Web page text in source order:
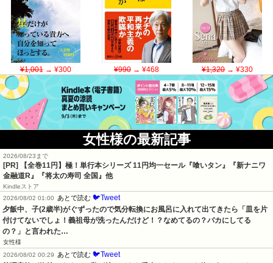
¥1,001→ ¥300 ¥990→ ¥468 ¥1,320→ ¥330
女性様の最新記事
2026/08/23まで
[PR]
【全巻11円】極！単行本シリーズ 11円均一セール『喰いタン』『新ナニワ
金融道R』『将太の寿司 全国』他
Kindleストア
2026/08/02 01:00
あとで読む 🐦Tweet
夕飯中、子(2歳半)がぐずったので気分転換にお風呂に入れて出てきたら「皿を片
付けてないでしょ！義祖母が洗ったんだけど！？なめてるの？バカにしてる
の？」と言われた…
女性様
2026/08/02 00:29
あとで読む 🐦Tweet